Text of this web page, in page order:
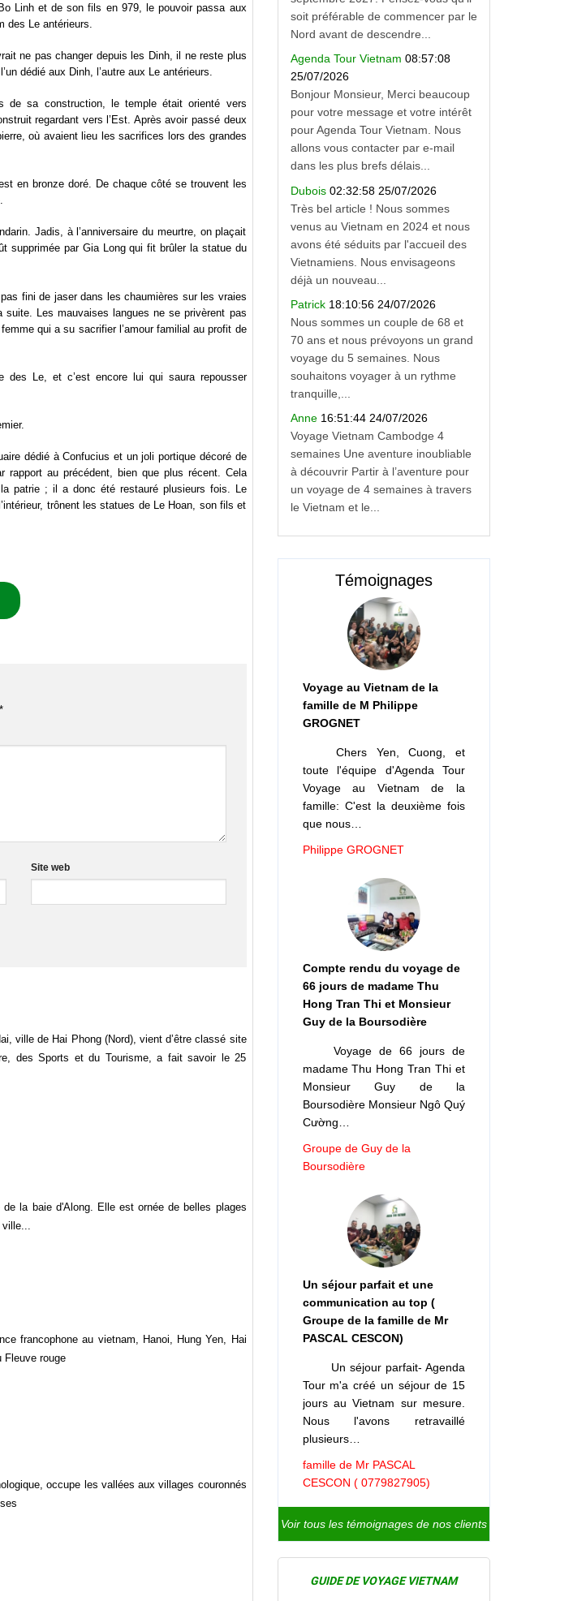
Linh et de son fils en 979, le pouvoir passa aux
des Le antérieurs.
ne pas changer depuis les Dinh, il ne reste plus
dédié aux Dinh, l’autre aux Le antérieurs.
de sa construction, le temple était orienté vers
regardant vers l’Est. Après avoir passé deux
où avaient lieu les sacrifices lors des grandes
en bronze doré. De chaque côté se trouvent les
Jadis, à l’anniversaire du meurtre, on plaçait
supprimée par Gia Long qui fit brûler la statue du
fini de jaser dans les chaumières sur les vraies
suite. Les mauvaises langues ne se privèrent pas
qui a su sacrifier l’amour familial au profit de
des Le, et c’est encore lui qui saura repousser
dédié à Confucius et un joli portique décoré de
au précédent, bien que plus récent. Cela
patrie ; il a donc été restauré plusieurs fois. Le
trônent les statues de Le Hoan, son fils et
*
Site web
ville de Hai Phong (Nord), vient d’être classé site
des Sports et du Tourisme, a fait savoir le 25
la baie d'Along. Elle est ornée de belles plages
ville...
francophone au vietnam, Hanoi, Hung Yen, Hai
Fleuve rouge
occupe les vallées aux villages couronnés
soit préférable de commencer par le
Nord avant de descendre...
Agenda Tour Vietnam 08:57:08
25/07/2026
Bonjour Monsieur, Merci beaucoup
pour votre message et votre intérêt
pour Agenda Tour Vietnam. Nous
allons vous contacter par e-mail
dans les plus brefs délais...
Dubois 02:32:58 25/07/2026
Très bel article ! Nous sommes
venus au Vietnam en 2024 et nous
avons été séduits par l'accueil des
Vietnamiens. Nous envisageons
déjà un nouveau...
Patrick 18:10:56 24/07/2026
Nous sommes un couple de 68 et
70 ans et nous prévoyons un grand
voyage du 5 semaines. Nous
souhaitons voyager à un rythme
tranquille,...
Anne 16:51:44 24/07/2026
Voyage Vietnam Cambodge 4
semaines Une aventure inoubliable
à découvrir Partir à l’aventure pour
un voyage de 4 semaines à travers
le Vietnam et le...
Témoignages
Voyage au Vietnam de la
famille de M Philippe
GROGNET
Chers Yen, Cuong, et
toute l'équipe d'Agenda Tour
Voyage au Vietnam de la
famille: C'est la deuxième fois
que nous…
Philippe GROGNET
Compte rendu du voyage de
66 jours de madame Thu
Hong Tran Thi et Monsieur
Guy de la Boursodière
Voyage de 66 jours de
madame Thu Hong Tran Thi et
Monsieur Guy de la
Boursodière Monsieur Ngô Quý
Cường…
Groupe de Guy de la
Boursodière
Un séjour parfait et une
communication au top (
Groupe de la famille de Mr
PASCAL CESCON)
Un séjour parfait- Agenda
Tour m'a créé un séjour de 15
jours au Vietnam sur mesure.
Nous l'avons retravaillé
plusieurs…
famille de Mr PASCAL
CESCON ( 0779827905)
Voir tous les témoignages de nos clients
GUIDE DE VOYAGE VIETNAM